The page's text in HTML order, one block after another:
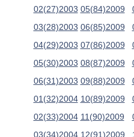
02(27)2003
03(28)2003
04(29)2003
05(30)2003
06(31)2003
01(32)2004
02(33)2004
03(34)2004
05(84)2009
06(85)2009
07(86)2009
08(87)2009
09(88)2009
10(89)2009
11(90)2009
12(91)2009